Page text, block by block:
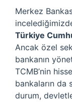
Merkez
Türkiye
Ancak özel
bankanın
TCMB’nin
bankaların da
durum,